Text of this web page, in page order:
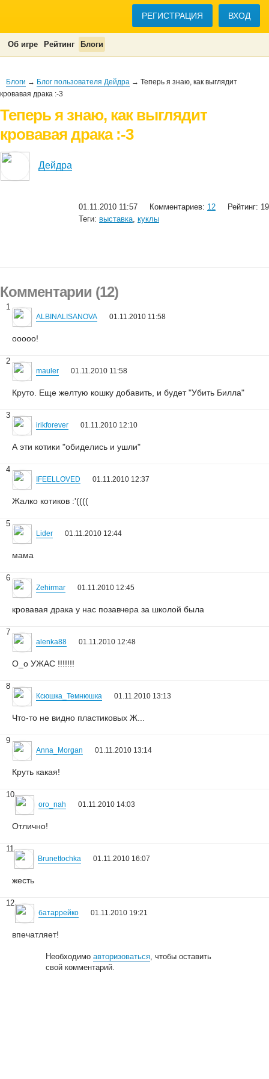
РЕГИСТРАЦИЯ ВХОД
Об игре Рейтинг Блоги
Блоги → Блог пользователя Дейдра → Теперь я знаю, как выглядит
кровавая драка :-3
Теперь я знаю, как выглядит
кровавая драка :-3
Дейдра
01.11.2010 11:57 Комментариев: 12
Рейтинг: 19
Теги: выставка, куклы
Комментарии (12)
1
ALBINALISANOVA 01.11.2010 11:58
ооооо!
2
mauler 01.11.2010 11:58
Круто. Еще желтую кошку добавить, и будет "Убить Билла"
3
irikforever 01.11.2010 12:10
А эти котики "обиделись и ушли"
4
IFEELLOVED 01.11.2010 12:37
Жалко котиков :'((((
5
Lider 01.11.2010 12:44
мама
6
Zehirmar 01.11.2010 12:45
кровавая драка у нас позавчера за школой была
7
alenka88 01.11.2010 12:48
О_о УЖАС !!!!!!!
8
Ксюшка_Темнюшка 01.11.2010 13:13
Что-то не видно пластиковых Ж...
9
Anna_Morgan 01.11.2010 13:14
Круть какая!
10
oro_nah 01.11.2010 14:03
Отлично!
11
Brunettochka 01.11.2010 16:07
жесть
12
батаррейко 01.11.2010 19:21
впечатляет!
Необходимоавторизоваться, чтобы оставить
свой комментарий.